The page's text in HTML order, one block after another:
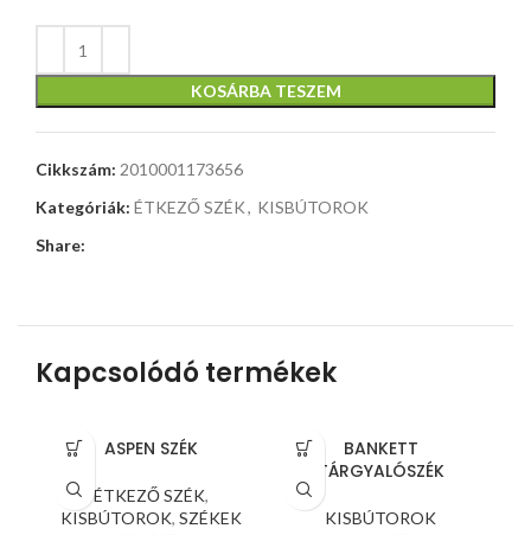
KOSÁRBA TESZEM
Cikkszám: 2010001173656
Kategóriák: ÉTKEZŐ SZÉK, KISBÚTOROK
Share:
Kapcsolódó termékek
ASPEN SZÉK
ÉTKEZŐ SZÉK,
KISBÚTOROK, SZÉKEK
BANKETT
TÁRGYALÓSZÉK
KISBÚTOROK